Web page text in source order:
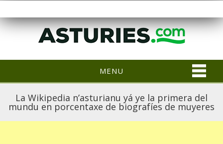
MENU
La Wikipedia n’asturianu yá ye la primera del
mundu en porcentaxe de biografíes de muyeres